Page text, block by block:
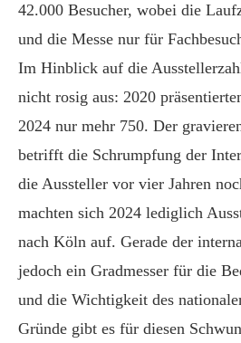
42.000 Besucher, wobei die
und die Messe nur für
Im Hinblick auf die
nicht rosig aus: 2020
2024 nur mehr 750. Der
betrifft die Schrumpfung der
die Aussteller vor vier Jahren
machten sich 2024 lediglich
nach Köln auf. Gerade der
jedoch ein Gradmesser für die
und die Wichtigkeit des
Gründe gibt es für diesen